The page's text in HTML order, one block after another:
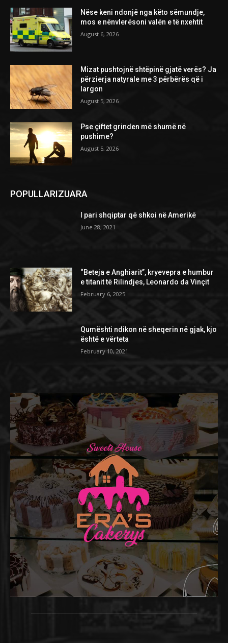
Nëse keni ndonjë nga këto sëmundje,
mos e nënvlerësoni valën e të nxehtit
August 6, 2026
Mizat pushtojnë shtëpinë gjatë verës? Ja
përzierja natyrale me 3 përbërës që i
largon
August 5, 2026
Pse çiftet grinden më shumë në
pushime?
August 5, 2026
POPULLARIZUARA
I pari shqiptar që shkoi në Amerikë
June 28, 2021
“Beteja e Anghiarit”, kryevepra e humbur
e titanit të Rilindjes, Leonardo da Vinçit
February 6, 2025
Qumështi ndikon në sheqerin në gjak, kjo
është e vërteta
February 10, 2021